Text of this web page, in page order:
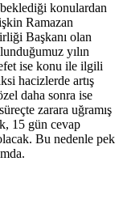
konulardan
Ramazan
Başkanı olan
yılın
ise konu ile ilgili
hacizlerde artış
daha sonra ise
zarara uğramış
15 gün cevap
Bu nedenle pek